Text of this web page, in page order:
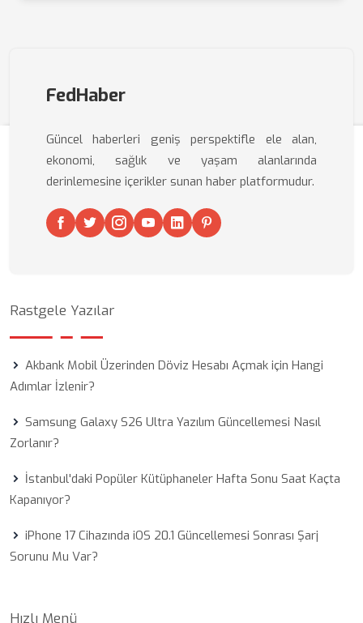
FedHaber
Güncel haberleri geniş perspektifle ele alan,
ekonomi, sağlık ve yaşam alanlarında
derinlemesine içerikler sunan haber platformudur.
Rastgele Yazılar
Akbank Mobil Üzerinden Döviz Hesabı Açmak için Hangi
Adımlar İzlenir?
Samsung Galaxy S26 Ultra Yazılım Güncellemesi Nasıl
Zorlanır?
İstanbul'daki Popüler Kütüphaneler Hafta Sonu Saat Kaçta
Kapanıyor?
iPhone 17 Cihazında iOS 20.1 Güncellemesi Sonrası Şarj
Sorunu Mu Var?
Hızlı Menü